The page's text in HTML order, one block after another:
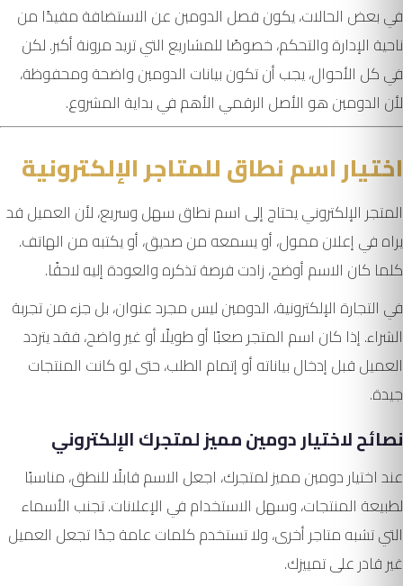
في بعض الحالات، يكون فصل الدومين عن الاستضافة مفيدًا من
ناحية الإدارة والتحكم، خصوصًا للمشاريع التي تريد مرونة أكبر. لكن
في كل الأحوال، يجب أن تكون بيانات الدومين واضحة ومحفوظة،
لأن الدومين هو الأصل الرقمي الأهم في بداية المشروع.
اختيار اسم نطاق للمتاجر الإلكترونية
المتجر الإلكتروني يحتاج إلى اسم نطاق سهل وسريع، لأن العميل قد
يراه في إعلان ممول، أو يسمعه من صديق، أو يكتبه من الهاتف.
كلما كان الاسم أوضح، زادت فرصة تذكره والعودة إليه لاحقًا.
في التجارة الإلكترونية، الدومين ليس مجرد عنوان، بل جزء من تجربة
الشراء. إذا كان اسم المتجر صعبًا أو طويلًا أو غير واضح، فقد يتردد
العميل قبل إدخال بياناته أو إتمام الطلب، حتى لو كانت المنتجات
جيدة.
نصائح لاختيار دومين مميز لمتجرك الإلكتروني
عند اختيار دومين مميز لمتجرك، اجعل الاسم قابلًا للنطق، مناسبًا
لطبيعة المنتجات، وسهل الاستخدام في الإعلانات. تجنب الأسماء
التي تشبه متاجر أخرى، ولا تستخدم كلمات عامة جدًا تجعل العميل
غير قادر على تمييزك.